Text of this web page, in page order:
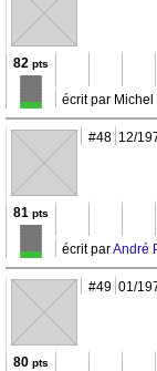
82 pts
écrit par Michel
#48 12/
81 pts
écrit parAndré
#49 01/
80 pts